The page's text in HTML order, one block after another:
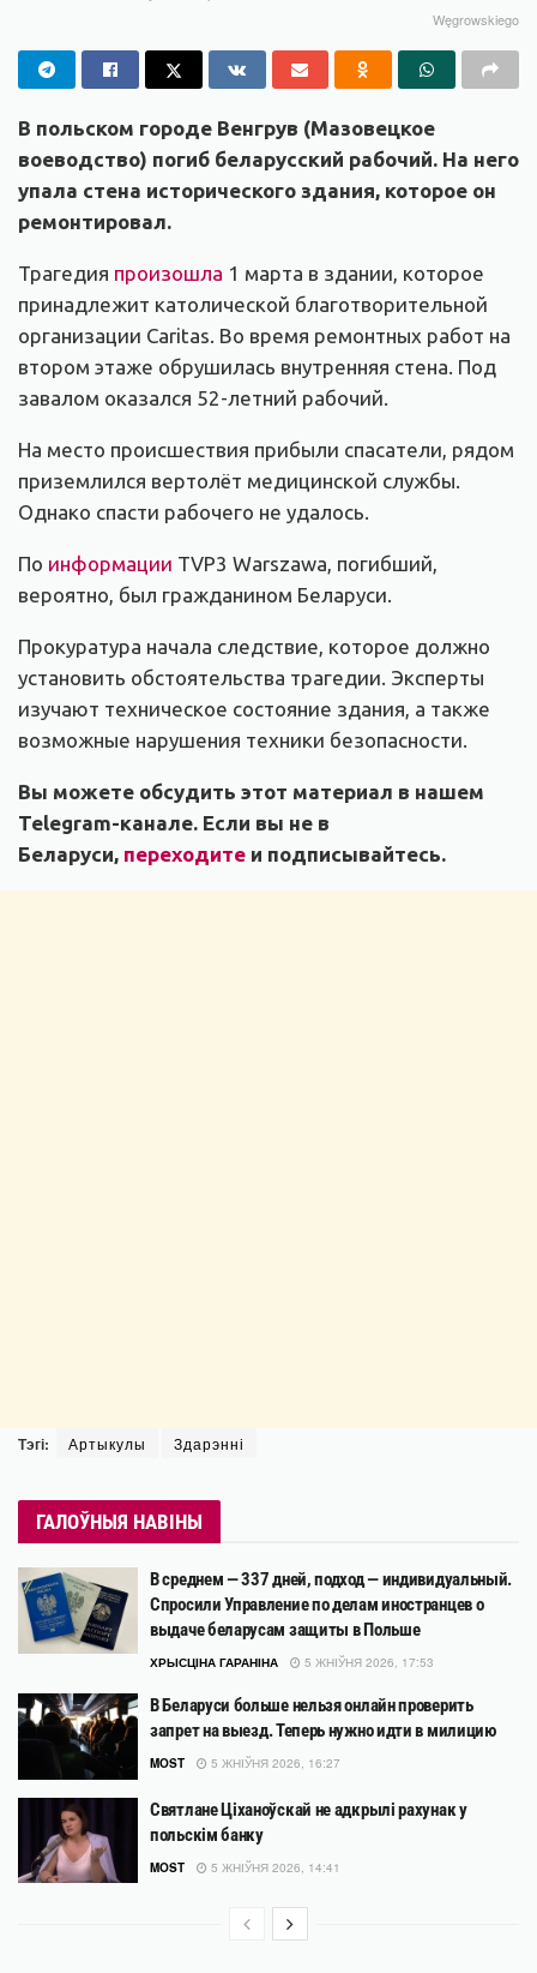
Węgrowskiego
В польском городе Венгрув (Мазовецкое
воеводство) погиб беларусский рабочий. На него
упала стена исторического здания, которое он
ремонтировал.
Трагедия произошла 1 марта в здании, которое
принадлежит католической благотворительной
организации Caritas. Во время ремонтных работ на
втором этаже обрушилась внутренняя стена. Под
завалом оказался 52-летний рабочий.
На место происшествия прибыли спасатели, рядом
приземлился вертолёт медицинской службы.
Однако спасти рабочего не удалось.
По информации TVP3 Warszawa, погибший,
вероятно, был гражданином Беларуси.
Прокуратура начала следствие, которое должно
установить обстоятельства трагедии. Эксперты
изучают техническое состояние здания, а также
возможные нарушения техники безопасности.
Вы можете обсудить этот материал в нашем
Telegram-канале. Если вы не в
Беларуси, переходите и подписывайтесь.
Тэгі: Артыкулы Здарэнні
ГАЛОЎНЫЯ НАВІНЫ
В среднем — 337 дней, подход — индивидуальный.
Спросили Управление по делам иностранцев о
выдаче беларусам защиты в Польше
ХРЫСЦІНА ГАРАНІНА 5 ЖНІЎНЯ 2026, 17:53
В Беларуси больше нельзя онлайн проверить
запрет на выезд. Теперь нужно идти в милицию
MOST 5 ЖНІЎНЯ 2026, 16:27
Святлане Ціханоўскай не адкрылі рахунак у
польскім банку
MOST 5 ЖНІЎНЯ 2026, 14:41